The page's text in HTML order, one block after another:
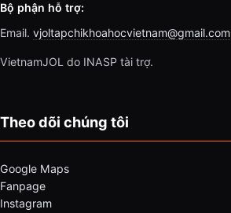
Bộ phận hỗ trợ:
Email. vjoltapchikhoahocvietnam@gmail.com
VietnamJOL do INASP tài trợ.
Theo dõi chúng tôi
Google Maps
Fanpage
Instagram